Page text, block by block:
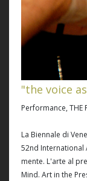
"the voice
Performance, THE
La Biennale di
52nd International
mente. L'arte al
Mind. Art in the